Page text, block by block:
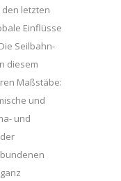
den letzten
Einflüsse
Seilbahn-
diesem
Maßstäbe:
und
und